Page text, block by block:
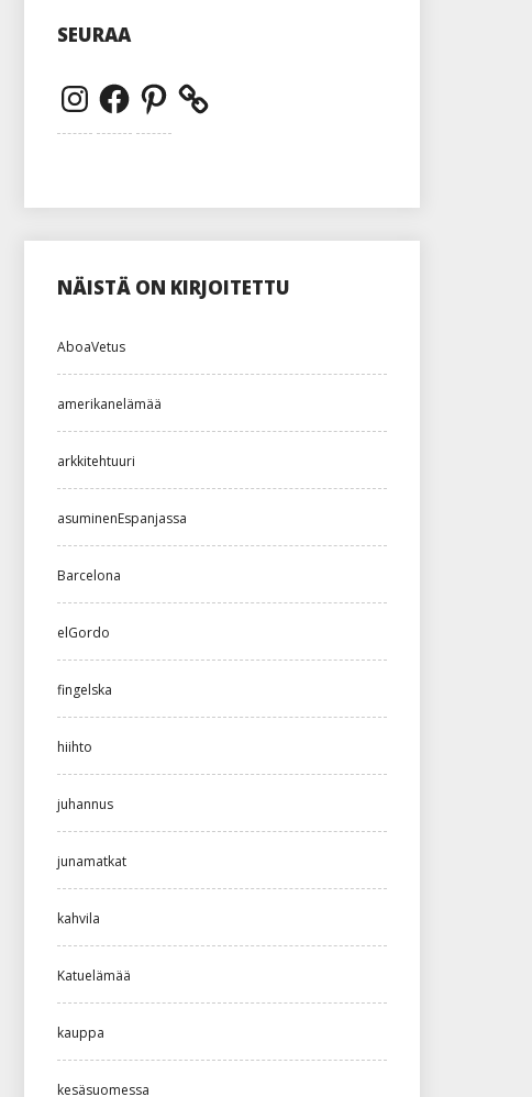
SEURAA
InstagramFacebookPinterest
NÄISTÄ ON KIRJOITETTU
AboaVetus
amerikanelämää
arkkitehtuuri
asuminenEspanjassa
Barcelona
elGordo
fingelska
hiihto
juhannus
junamatkat
kahvila
Katuelämää
kauppa
kesäsuomessa